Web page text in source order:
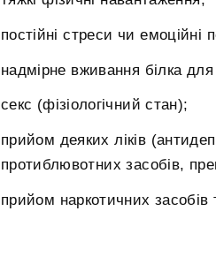
постійні стреси чи емоційні
надмірне вживання білка
секс (фізіологічний стан);
прийом деяких ліків
протиблювотних засобів,
прийом наркотичних засобів